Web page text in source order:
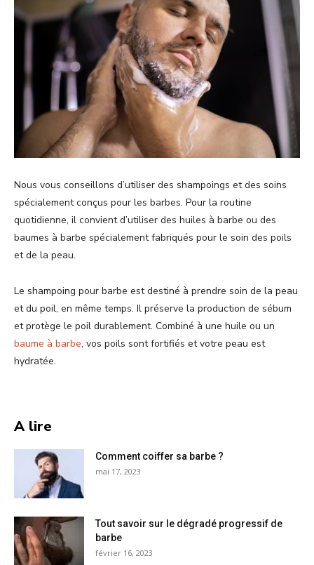
Nous vous conseillons d’utiliser des shampoings et des soins
spécialement conçus pour les barbes. Pour la routine
quotidienne, il convient d’utiliser des huiles à barbe ou des
baumes à barbe spécialement fabriqués pour le soin des poils
et de la peau.
Le shampoing pour barbe est destiné à prendre soin de la peau
et du poil, en même temps. Il préserve la production de sébum
et protège le poil durablement. Combiné à une huile ou un
baume à barbe, vos poils sont fortifiés et votre peau est
hydratée.
A lire
Comment coiffer sa barbe ?
mai 17, 2023
Tout savoir sur le dégradé progressif de
barbe
février 16, 2023